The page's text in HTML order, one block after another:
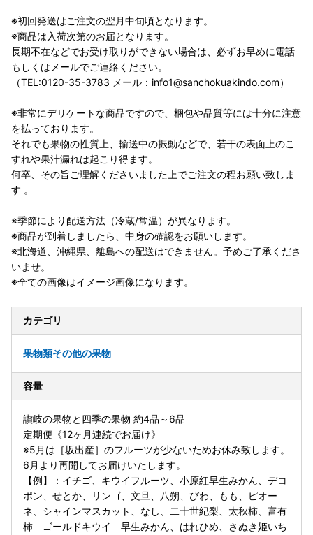
※初回発送はご注文の翌月中旬頃となります。
※商品は入荷次第のお届となります。
長期不在などでお受け取りができない場合は、必ずお早めに電話
もしくはメールでご連絡ください。
（TEL:0120-35-3783 メール：info1@sanchokuakindo.com）
※非常にデリケートな商品ですので、梱包や品質等には十分に注意
を払っております。
それでも果物の性質上、輸送中の振動などで、若干の表面上のこ
すれや果汁漏れは起こり得ます。
何卒、その旨ご理解くださいました上でご注文の程お願い致しま
す 。
※季節により配送方法（冷蔵/常温）が異なります。
※商品が到着しましたら、中身の確認をお願いします。
※北海道、沖縄県、離島への配送はできません。予めご了承くださ
いませ。
※全ての画像はイメージ画像になります。
カテゴリ
果物類その他の果物
容量
讃岐の果物と四季の果物 約4品～6品
定期便《12ヶ月連続でお届け》
※5月は［坂出産］のフルーツが少ないためお休み致します。
6月より再開してお届けいたします。
【例】：イチゴ、キウイフルーツ、小原紅早生みかん、デコ
ポン、せとか、リンゴ、文旦、八朔、びわ、もも、ピオー
ネ、シャインマスカット、なし、二十世紀梨、太秋柿、富有
柿 ゴールドキウイ 早生みかん、はれひめ、さぬき姫いち